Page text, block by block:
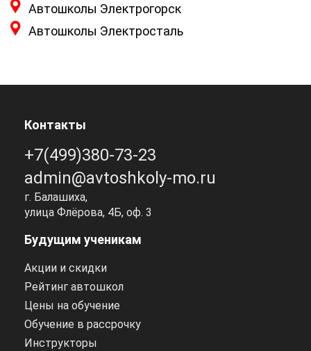
Автошколы Электрогорск
Автошколы Электросталь
Контакты
+7(499)380-73-23
admin@avtoshkoly-mo.ru
г. Балашиха,
улица Флёрова, 4Б, оф. 3
Будущим ученикам
Акции и скидки
Рейтинг автошкол
Цены на обучение
Обучение в рассрочку
Инструкторы